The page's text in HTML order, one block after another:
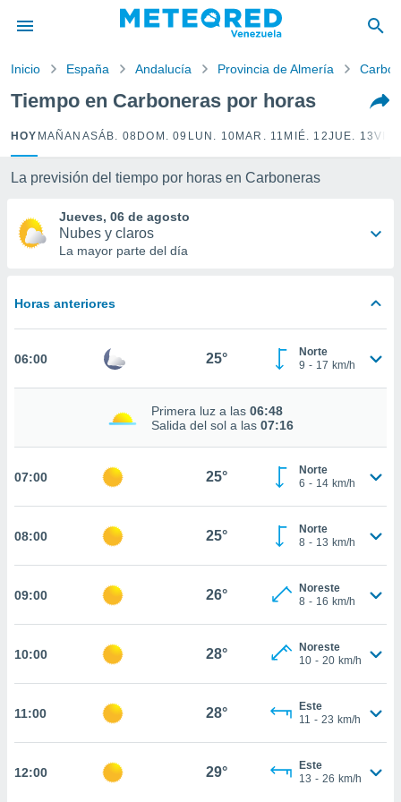
ha
por
la
que se
calidad.
la
ya sean
nuestros
como
CONFIGURACIÓN
Inicio España Andalucía Provincia de Almería
Tiempo en Carboneras por horas
HOY MAÑANASÁB. 08 DOM. 09 LUN. 10 MAR. 11 MIÉ. 12JUE. 13VIE.
La previsión del tiempo por horas en Carboneras
Jueves, 06 de agosto
Nubes y claros
La mayor parte del día
Horas anteriores
06:00 25°
Norte
9 - 17 km/h
Primera luz a las 06:48
Salida del sol a las 07:16
07:00 25°
Norte
6 - 14 km/h
08:00 25°
Norte
8 - 13 km/h
09:00 26°
Noreste
8 - 16 km/h
10:00 28°
Noreste
10 - 20 km/h
11:00 28°
Este
11 - 23 km/h
12:00 29°
Este
13 - 26 km/h